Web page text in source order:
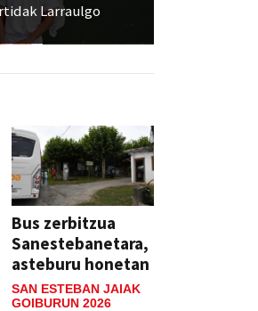
Larraulgo
Bus zerbitzua
Sanestebanetara,
asteburu honetan
SAN ESTEBAN JAIAK
GOIBURUN 2026